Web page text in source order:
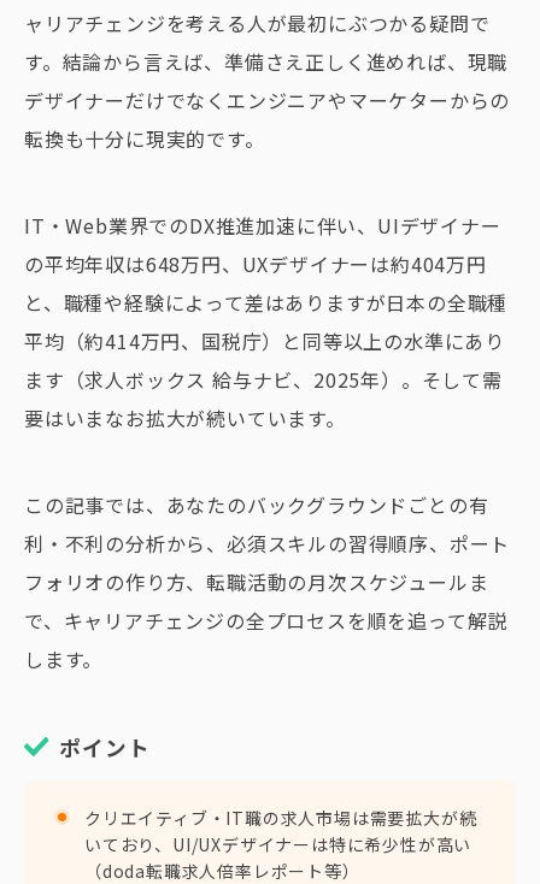
ャリアチェンジを考える人が最初にぶつかる疑問で
す。結論から言えば、準備さえ正しく進めれば、現職
デザイナーだけでなくエンジニアやマーケターからの
転換も十分に現実的です。
IT・Web業界でのDX推進加速に伴い、UIデザイナー
の平均年収は648万円、UXデザイナーは約404万円
と、職種や経験によって差はありますが日本の全職種
平均（約414万円、国税庁）と同等以上の水準にあり
ます（求人ボックス 給与ナビ、2025年）。そして需
要はいまなお拡大が続いています。
この記事では、あなたのバックグラウンドごとの有
利・不利の分析から、必須スキルの習得順序、ポート
フォリオの作り方、転職活動の月次スケジュールま
で、キャリアチェンジの全プロセスを順を追って解説
します。
ポイント
クリエイティブ・IT職の求人市場は需要拡大が続
いており、UI/UXデザイナーは特に希少性が高い
（doda転職求人倍率レポート等）